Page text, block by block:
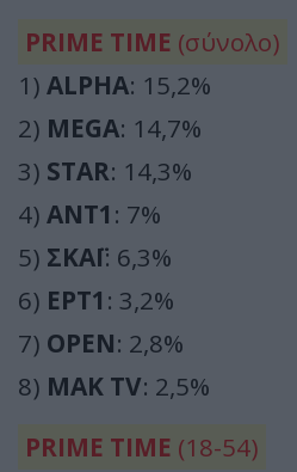
PRIME TIME (σύνολο)
1) ALPHA: 15,2%
2) MEGA: 14,7%
3) STAR: 14,3%
4) ΑΝΤ1 : 7%
5) ΣΚΑΪ: 6,3%
6) ΕΡΤ1 : 3,2%
7) OPEN: 2,8%
8) ΜΑΚ TV: 2,5%
PRIME TIME (18-54)